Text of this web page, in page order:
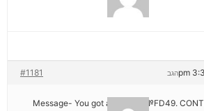
#1181 הגב
🔔 Message- You got a transfer №FD49.